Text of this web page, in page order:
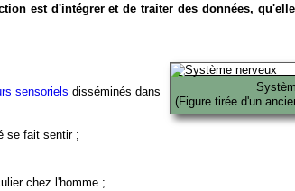
est d'intégrer et de traiter des données,
(Figure tirée d'un
sensoriels disséminés dans
se fait sentir ;
chez l'homme ;